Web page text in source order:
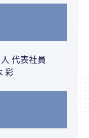
代表社員
彩